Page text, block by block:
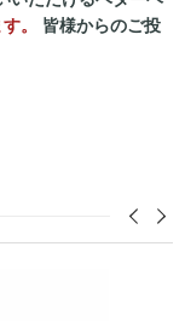
。
皆様からのご投